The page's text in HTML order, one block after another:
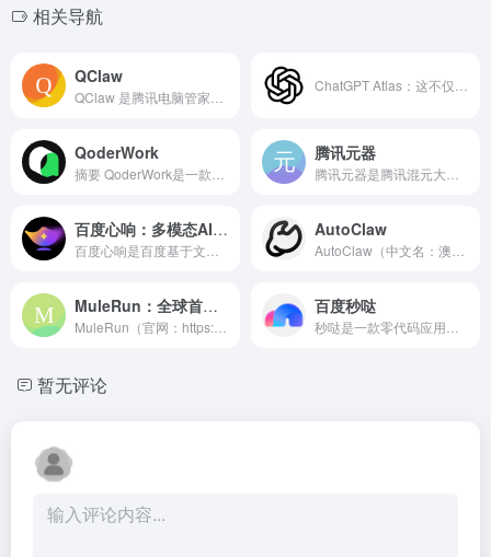
相关导航
QClaw
QoderWork 腾讯元器
百度心响：多模态AI智能体 AutoClaw
MuleRun：全球首个AI Agent智能体市场 百度秒哒
暂无评论